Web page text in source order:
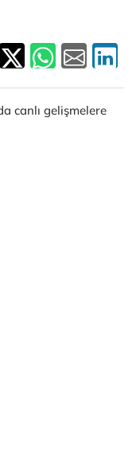
canlı gelişmelere